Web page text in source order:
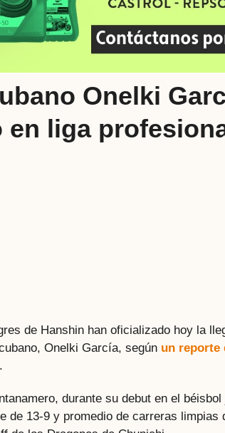
Onelki
liga
de Hanshin han oficializado hoy la
Onelki García, según un reporte
durante su debut en el
de 13-9 y promedio de carreras limpias